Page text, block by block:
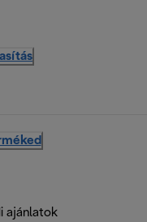
ajánlatok